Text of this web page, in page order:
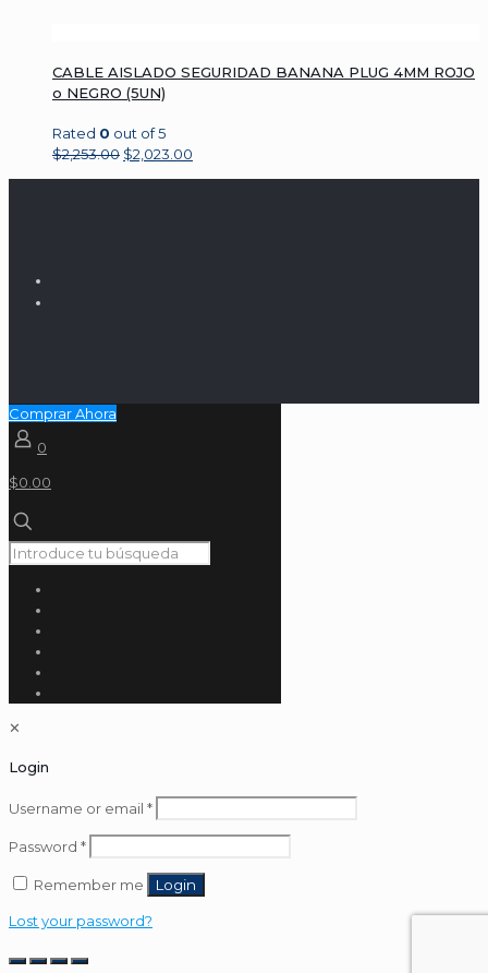
CABLE AISLADO SEGURIDAD BANANA PLUG 4MM ROJO
o NEGRO (5UN)
Rated 0 out of 5
$2,253.00 $2,023.00
Comprar Ahora
0
$0.00
✕
Login
Username or email *
Password *
Remember me Login
Lost your password?